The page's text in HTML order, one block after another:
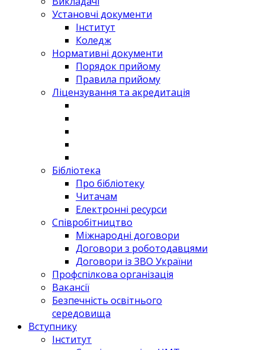
Установчі документи
Інститут
Коледж
Нормативні документи
Порядок прийому
Правила прийому
Ліцензування та акредитація
Бібліотека
Про бібліотеку
Читачам
Електронні ресурси
Співробітництво
Міжнародні договори
Договори з роботодавцями
Договори із ЗВО України
Профспілкова організація
Вакансії
Безпечність освітнього
середовища
Вступнику
Інститут